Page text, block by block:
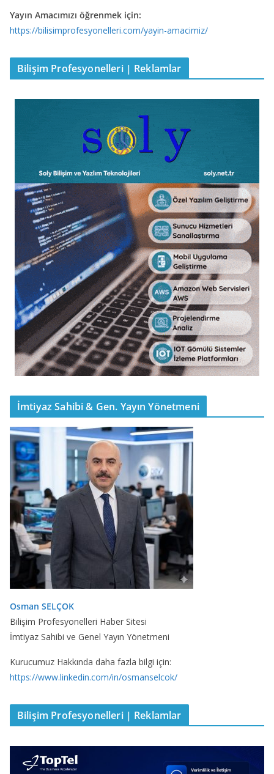
Yayın Amacımızı öğrenmek için:
https://bilisimprofesyonelleri.com/yayin-amacimiz/
Bilişim Profesyonelleri | Reklamlar
İmtiyaz Sahibi & Gen. Yayın Yönetmeni
Osman SELÇOK
Bilişim Profesyonelleri Haber Sitesi
İmtiyaz Sahibi ve Genel Yayın Yönetmeni
Kurucumuz Hakkında daha fazla bilgi için:
https://www.linkedin.com/in/osmanselcok/
Bilişim Profesyonelleri | Reklamlar